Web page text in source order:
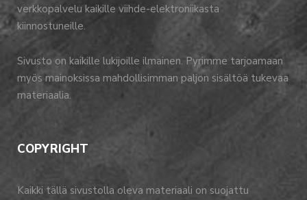
verkkopalvelu kaikille viihde-elektroniikasta
kiinnostuneille.
Sivusto on kaikille lukijoille ilmainen. Pyrimme tarjoamaan
myös mainoksissa mahdollisimman paljon sisältöä tukevaa
materiaalia.
COPYRIGHT
Kaikki tällä sivustolla oleva materiaali on suojattu